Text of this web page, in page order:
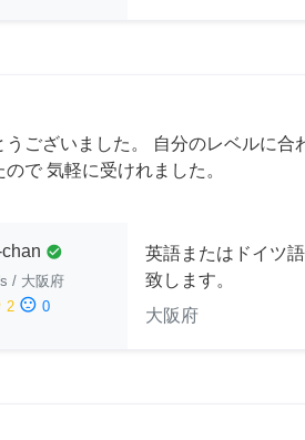
うございました。 自分のレベルに合
で 気軽に受けれました。
check_circle
/ 大阪府
2 sentiment_dissatisfied 0
英語またはドイツ
致します。
大阪府